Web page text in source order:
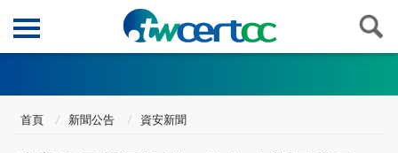
首頁 新聞公告 資安新聞